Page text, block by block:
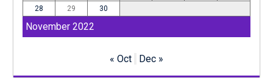
November 2022
28
29 30
« Oct Dec »